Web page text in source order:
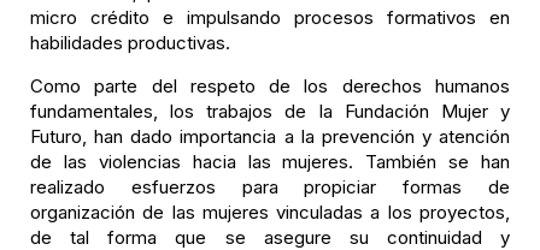
micro crédito e impulsando procesos formativos en
habilidades productivas.
Como parte del respeto de los derechos humanos
fundamentales, los trabajos de la Fundación Mujer y
Futuro, han dado importancia a la prevención y atención
de las violencias hacia las mujeres. También se han
realizado esfuerzos para propiciar formas de
organización de las mujeres vinculadas a los proyectos,
de tal forma que se asegure su continuidad y